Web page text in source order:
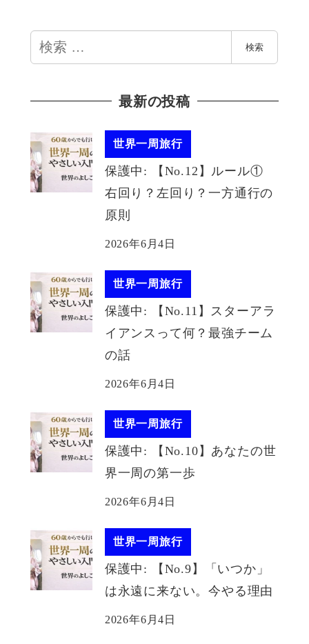
検
索
検索
最新の投稿
世界一周旅行
保護中: 【No.12】ルール①
右回り？左回り？一方通行の
原則
2026年6月4日
世界一周旅行
保護中: 【No.11】スターアラ
イアンスって何？最強チーム
の話
2026年6月4日
世界一周旅行
保護中: 【No.10】あなたの世
界一周の第一歩
2026年6月4日
世界一周旅行
保護中: 【No.9】「いつか」
は永遠に来ない。今やる理由
2026年6月4日